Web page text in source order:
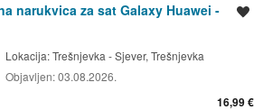
narukvica za sat Galaxy Huawei -
Lokacija:Trešnjevka - Sjever, Trešnjevka
Objavljen:03.08.2026.
16,99 €